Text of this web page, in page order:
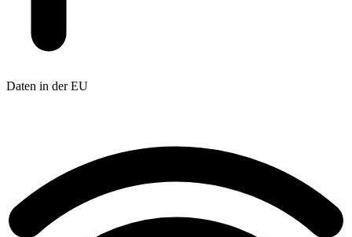
Daten in der EU